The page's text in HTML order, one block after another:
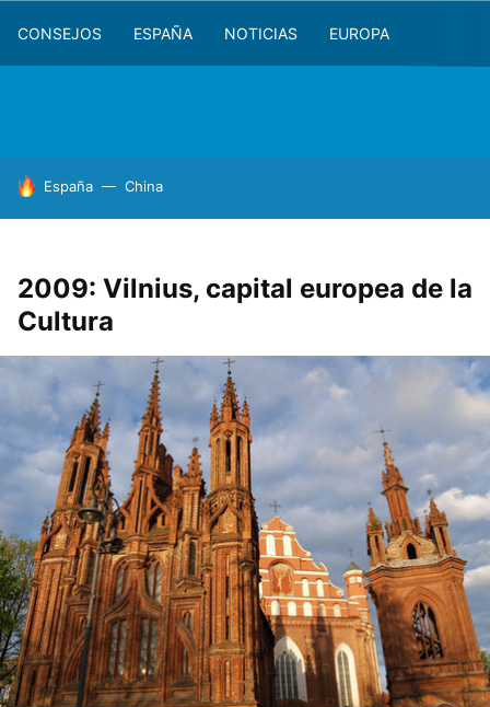
CONSEJOS ESPAÑA NOTICIAS EUROPA
HOY SE HABLA DE
España China
2009: Vilnius, capital europea de la
Cultura